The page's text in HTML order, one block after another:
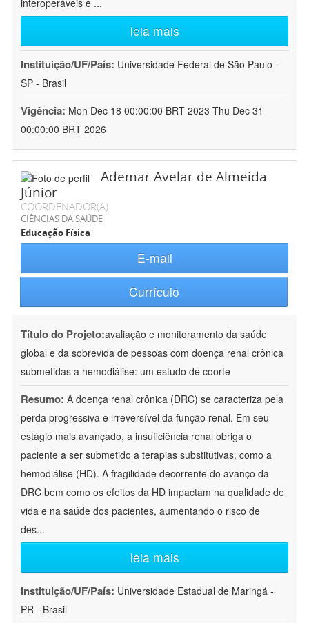
interoperáveis e ...
leia mais
Instituição/UF/País: Universidade Federal de São Paulo -
SP - Brasil
Vigência: Mon Dec 18 00:00:00 BRT 2023-Thu Dec 31
00:00:00 BRT 2026
Ademar Avelar de Almeida
Júnior
COORDENADOR(A)
CIÊNCIAS DA SAÚDE
Educação Física
E-mail
Currículo
Título do Projeto:avaliação e monitoramento da saúde
global e da sobrevida de pessoas com doença renal crônica
submetidas a hemodiálise: um estudo de coorte
Resumo: A doença renal crônica (DRC) se caracteriza pela
perda progressiva e irreversível da função renal. Em seu
estágio mais avançado, a insuficiência renal obriga o
paciente a ser submetido a terapias substitutivas, como a
hemodiálise (HD). A fragilidade decorrente do avanço da
DRC bem como os efeitos da HD impactam na qualidade de
vida e na saúde dos pacientes, aumentando o risco de
des...
leia mais
Instituição/UF/País: Universidade Estadual de Maringá -
PR - Brasil